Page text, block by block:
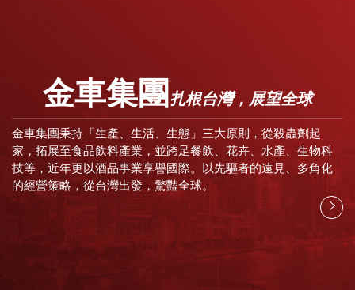
金車集團扎根台灣，展望全球
金車集團秉持「生產、生活、生態」三大原則，從殺蟲劑起
家，拓展至食品飲料產業，並跨足餐飲、花卉、水產、生物科
技等，近年更以酒品事業享譽國際。以先驅者的遠見、多角化
的經營策略，從台灣出發，驚豔全球。